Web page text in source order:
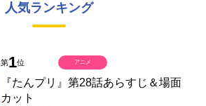
人気ランキング
第1位
『たんプリ』第28話あらすじ＆場面
カット
アニメ